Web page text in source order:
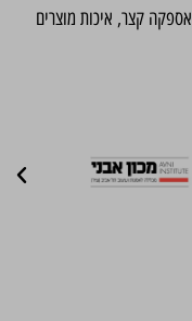
קצר, איכות מוצרים